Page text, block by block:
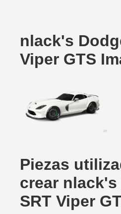
nlack's
Viper GTS
Piezas
crear nlack's
SRT Viper